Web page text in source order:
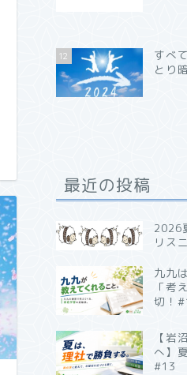
12
すべ
とり
最近の投稿
2026
リス
九九
「考
切！
【岩
へ】
#13